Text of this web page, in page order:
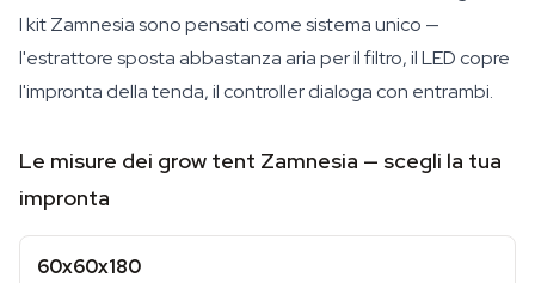
I kit Zamnesia sono pensati come sistema unico —
l'estrattore sposta abbastanza aria per il filtro, il LED copre
l'impronta della tenda, il controller dialoga con entrambi.
Le misure dei grow tent Zamnesia — scegli la tua
impronta
60x60x180